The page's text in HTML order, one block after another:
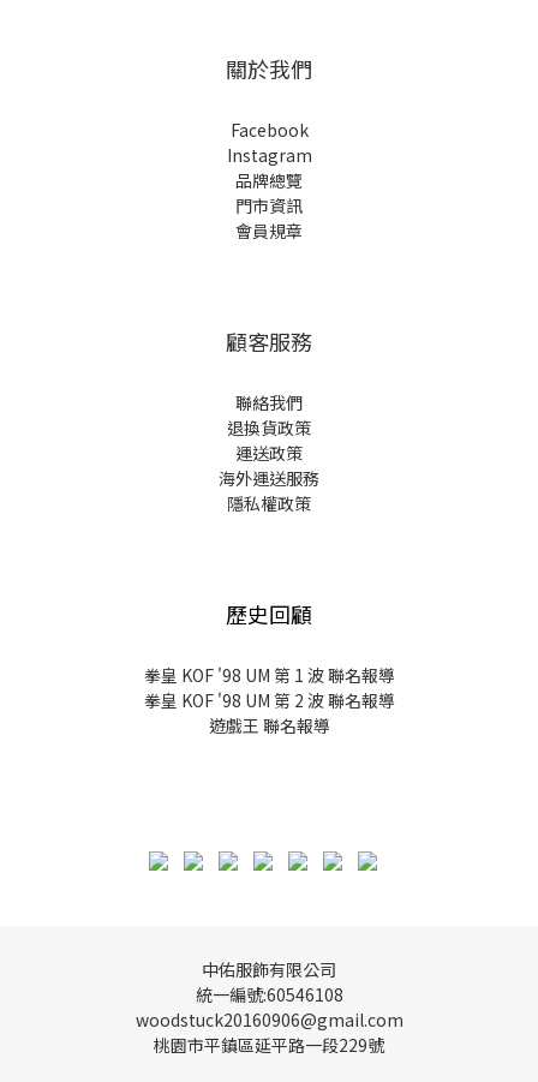
關於我們
Facebook
Instagram
品牌總覽
門市資訊
會員規章
顧客服務
聯絡我們
退換貨政策
運送政策
海外運送服務
隱私權政策
歷史回顧
拳皇 KOF '98 UM 第 1 波 聯名報導
拳皇 KOF '98 UM 第 2 波 聯名報導
遊戲王 聯名報導
中佑服飾有限公司
統一編號:60546108
woodstuck20160906@gmail.com
桃園市平鎮區延平路一段229號